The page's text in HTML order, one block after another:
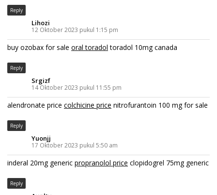
Reply
Lihozi
12 Oktober 2023 pukul 1:15 pm
buy ozobax for sale oral toradol toradol 10mg canada
Reply
Srgizf
14 Oktober 2023 pukul 11:55 pm
alendronate price colchicine price nitrofurantoin 100 mg for sale
Reply
Yuonjj
17 Oktober 2023 pukul 5:50 am
inderal 20mg generic propranolol price clopidogrel 75mg generic
Reply